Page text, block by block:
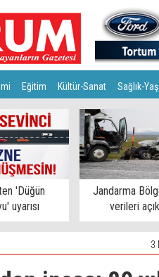
Eğitim Kültür-Sanat Sağlık-
'Düğün
uyarısı
Jandarma
verileri
3